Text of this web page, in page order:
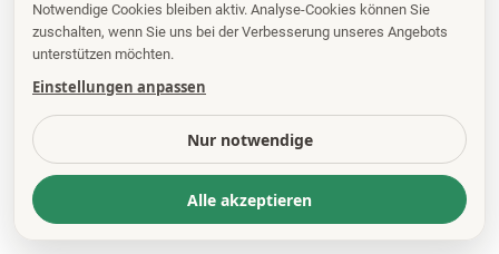
Notwendige Cookies bleiben aktiv. Analyse-Cookies können Sie
zuschalten, wenn Sie uns bei der Verbesserung unseres Angebots
unterstützen möchten.
Einstellungen anpassen
Nur notwendige
Alle akzeptieren